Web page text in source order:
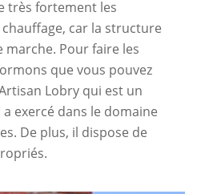
très fortement les
car la structure
Pour faire les
que vous pouvez
Lobry qui est un
exercé dans le domaine
De plus, il dispose de